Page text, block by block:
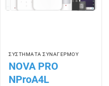
ΣΥΣΤΗΜΑΤΑ ΣΥΝΑΓΕΡΜΟΥ
NOVA PRO
NProA4L